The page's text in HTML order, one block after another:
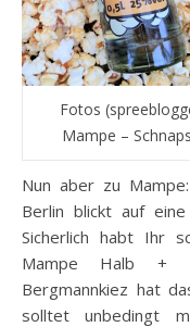
Fotos
Mampe –
Nun aber zu
Berlin blickt auf
Sicherlich habt Ihr
Mampe Halb +
Bergmannkiez hat
solltet unbedingt